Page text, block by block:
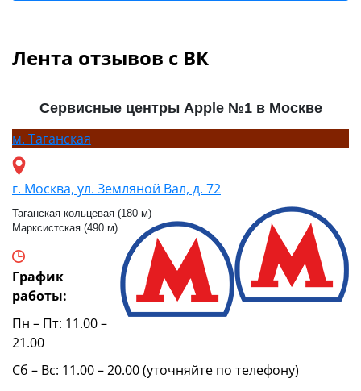
Лента отзывов с ВК
Сервисные центры Apple №1 в Москве
м. Таганская
г. Москва, ул. Земляной Вал, д. 72
Таганская кольцевая (180 м)
Марксистская (490 м)
График
работы:
Пн – Пт: 11.00 –
21.00
Сб – Вс: 11.00 – 20.00 (уточняйте по телефону)